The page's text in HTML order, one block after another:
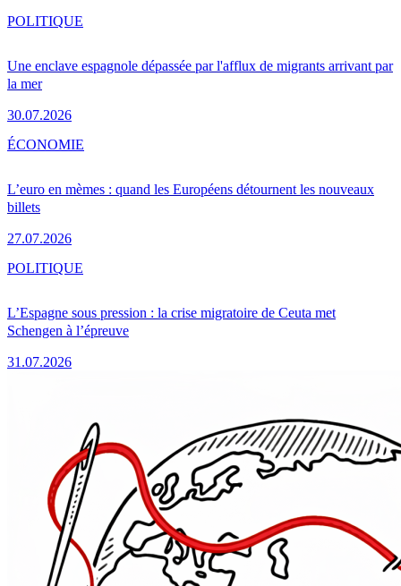
Une enclave espagnole dépassée par l'afflux de migrants arrivant par
la mer
30.07.2026
POLITIQUE
L’euro en mèmes : quand les Européens détournent les nouveaux
billets
27.07.2026
ÉCONOMIE
L’Espagne sous pression : la crise migratoire de Ceuta met
Schengen à l’épreuve
31.07.2026
POLITIQUE